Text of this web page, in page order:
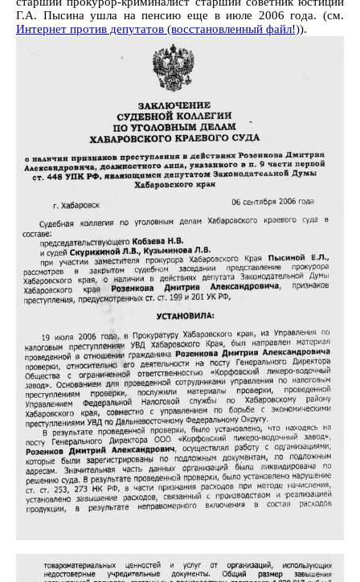
Г.А. Пысина ушла на пенсию еще в июле 2006 года. (см.
Интернет против депутатов (восстановленный файл!)).